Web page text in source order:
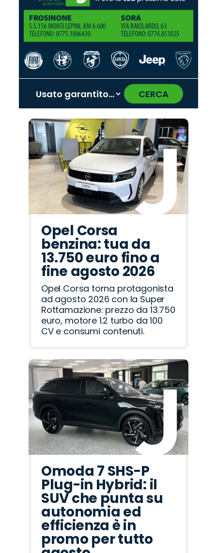
CERCA
Promo
Land
Rover
Promo
Abarth
Promo
Alfa
Romeo
Promo
Omoda
Promo
Citroën
Promo
Hyundai
Promo
Lancia
Promo
Peugeot
Promo
Seat
Promo
Mazda
Promo
Opel
Promo
Fiat
Promo
Cupra
Promo
Jeep
Promo
Jaecoo
‹ ›
Opel Corsa
benzina: tua da
13.750 euro fino a
fine agosto 2026
Opel Corsa torna protagonista
ad agosto 2026 con la Super
Rottamazione: prezzo da 13.750
euro, motore 1.2 turbo da 100
CV e consumi contenuti.
Omoda 7 SHS-P
Plug-in Hybrid: il
SUV che punta su
autonomia ed
efficienza è in
promo per tutto